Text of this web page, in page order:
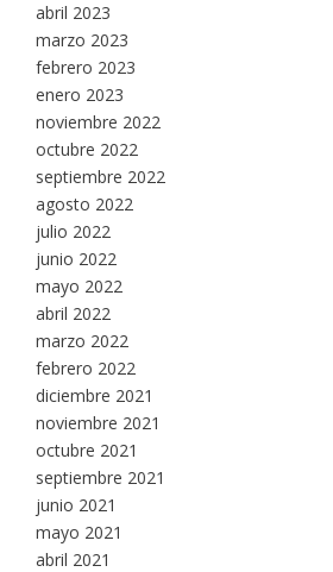
abril 2023
marzo 2023
febrero 2023
enero 2023
noviembre 2022
octubre 2022
septiembre 2022
agosto 2022
julio 2022
junio 2022
mayo 2022
abril 2022
marzo 2022
febrero 2022
diciembre 2021
noviembre 2021
octubre 2021
septiembre 2021
junio 2021
mayo 2021
abril 2021